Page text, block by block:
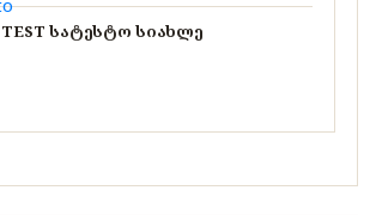
TEST სატესტო სიახლე